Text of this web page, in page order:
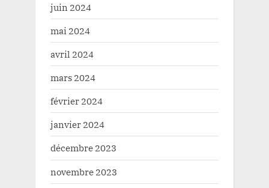
juin 2024
mai 2024
avril 2024
mars 2024
février 2024
janvier 2024
décembre 2023
novembre 2023